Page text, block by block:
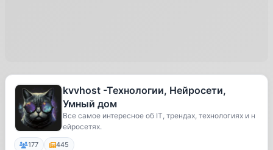
kvvhost -Технологии, Нейросети,
Умный дом
Все самое интересное об IT, трендах, технологиях и н
ейросетях.
177 445